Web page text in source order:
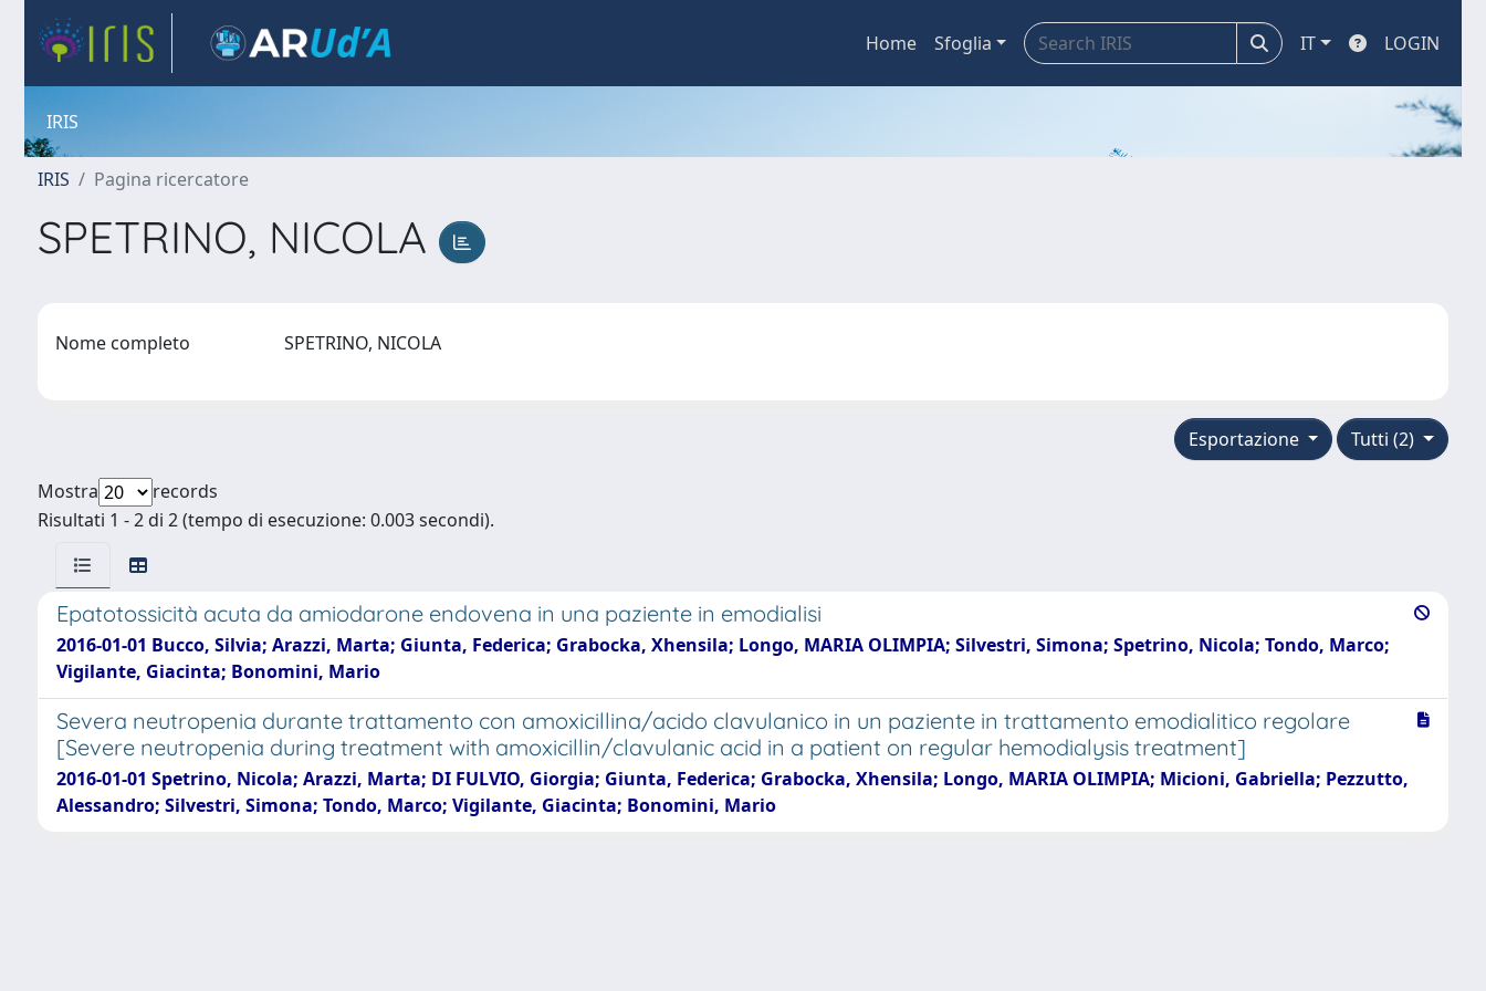
Home Sfoglia IT LOGIN
IRIS
IRIS Pagina ricercatore
SPETRINO, NICOLA
Nome completo SPETRINO, NICOLA
Tutti (2)
Esportazione
Mostra
records
Risultati 1 - 2 di 2 (tempo di esecuzione: 0.003 secondi).
Epatotossicità acuta da amiodarone endovena in una paziente in emodialisi
2016-01-01 Bucco, Silvia; Arazzi, Marta; Giunta, Federica; Grabocka, Xhensila; Longo, MARIA OLIMPIA; Silvestri, Simona; Spetrino, Nicola; Tondo, Marco;
Vigilante, Giacinta; Bonomini, Mario
Severa neutropenia durante trattamento con amoxicillina/acido clavulanico in un paziente in trattamento emodialitico regolare
[Severe neutropenia during treatment with amoxicillin/clavulanic acid in a patient on regular hemodialysis treatment]
2016-01-01 Spetrino, Nicola; Arazzi, Marta; DI FULVIO, Giorgia; Giunta, Federica; Grabocka, Xhensila; Longo, MARIA OLIMPIA; Micioni, Gabriella; Pezzutto,
Alessandro; Silvestri, Simona; Tondo, Marco; Vigilante, Giacinta; Bonomini, Mario